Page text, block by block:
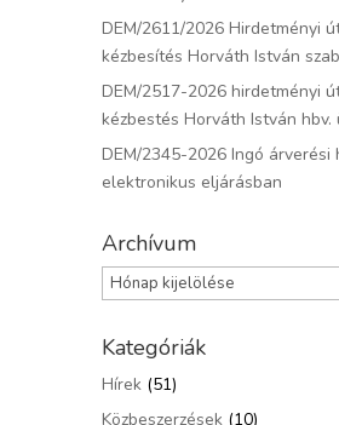
DEM/2611/2026 Hirdetményi
kézbesítés Horváth István
DEM/2517-2026 hirdetményi
kézbestés Horváth István hbv.
DEM/2345-2026 Ingó árverési
elektronikus eljárásban
Archívum
Archívum
Kategóriák
Hírek (51)
Közbeszerzések (10)